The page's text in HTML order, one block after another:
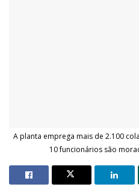
A planta emprega mais de 2.100
10 funcionários são